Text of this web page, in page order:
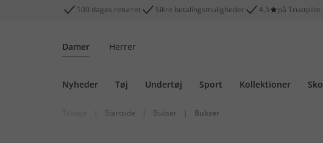
100 dages returret Sikre betalingsmuligheder 4,5 på Trustpilot
Damer Herrer
Nyheder Tøj Undertøj Sport Kollektioner Sko
| Startside | Bukser | Bukser